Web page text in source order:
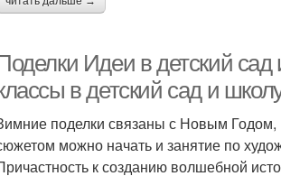
Идеи в детский
в детский сад и
поделки связаны с Новым
можно начать и занятие по
к созданию волшебной